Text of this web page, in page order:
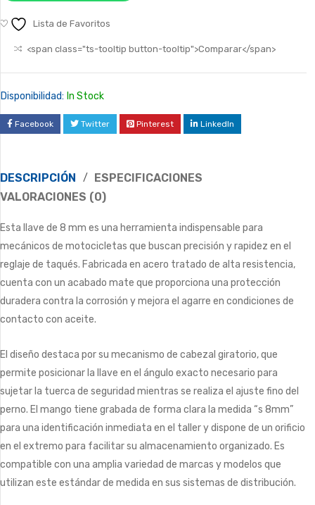
Lista de Favoritos
<span class="ts-tooltip button-tooltip">Comparar</span>
Disponibilidad: In Stock
Facebook Twitter Pinterest LinkedIn
DESCRIPCIÓN
ESPECIFICACIONES
VALORACIONES (0)
Esta llave de 8 mm es una herramienta indispensable para
mecánicos de motocicletas que buscan precisión y rapidez en el
reglaje de taqués. Fabricada en acero tratado de alta resistencia,
cuenta con un acabado mate que proporciona una protección
duradera contra la corrosión y mejora el agarre en condiciones de
contacto con aceite.
El diseño destaca por su mecanismo de cabezal giratorio, que
permite posicionar la llave en el ángulo exacto necesario para
sujetar la tuerca de seguridad mientras se realiza el ajuste fino del
perno. El mango tiene grabada de forma clara la medida “s 8mm”
para una identificación inmediata en el taller y dispone de un orificio
en el extremo para facilitar su almacenamiento organizado. Es
compatible con una amplia variedad de marcas y modelos que
utilizan este estándar de medida en sus sistemas de distribución.